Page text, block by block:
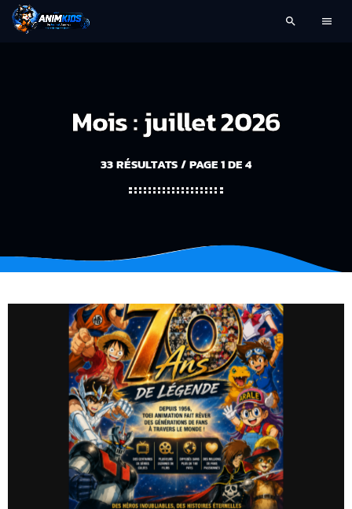
search menu
Mois : juillet 2026
33 RÉSULTATS / PAGE 1 DE 4